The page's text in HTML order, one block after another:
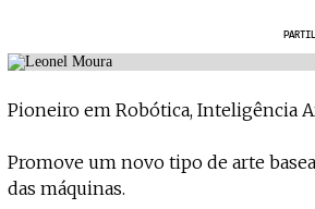
Ver todos
Agenda
Espetáculos
Eventos
Por Localidade
Crítica
COFFEELABS
Workshops
Pioneiro em Robótica, Inteligência
Promove um novo tipo de arte
das máquinas.